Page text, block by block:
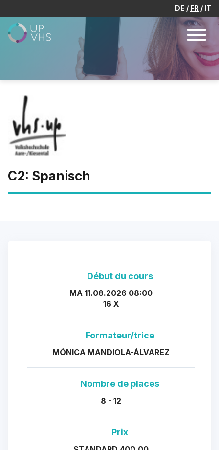
DE FR IT
C2: Spanisch
Début du cours
MA 11.08.2026 08:00
16 X
Formateur/trice
MÓNICA MANDIOLA-ÁLVAREZ
Nombre de places
8 - 12
Prix